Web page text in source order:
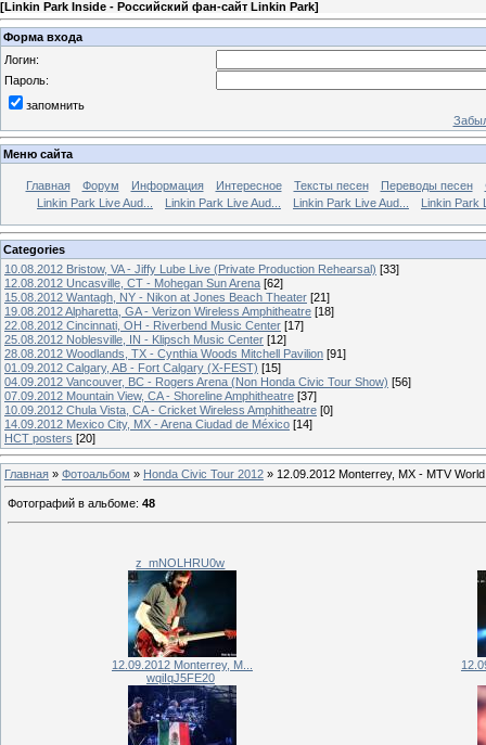
[Linkin Park Inside - Российский фан-сайт Linkin Park]
Форма входа
Логин:
Пароль:
запомнить
Меню сайта
Главная Форум Информация Интересное Тексты песен Переводы песен
Linkin Park Live Aud...
Linkin Park Live Aud... Linkin Park Live Aud... Linkin Park
Categories
10.08.2012 Bristow, VA - Jiffy Lube Live (Private Production Rehearsal) [33]
12.08.2012 Uncasville, CT - Mohegan Sun Arena [62]
15.08.2012 Wantagh, NY - Nikon at Jones Beach Theater [21]
19.08.2012 Alpharetta, GA - Verizon Wireless Amphitheatre [18]
22.08.2012 Cincinnati, OH - Riverbend Music Center [17]
25.08.2012 Noblesville, IN - Klipsch Music Center [12]
28.08.2012 Woodlands, TX - Cynthia Woods Mitchell Pavilion [91]
01.09.2012 Calgary, AB - Fort Calgary (X-FEST) [15]
04.09.2012 Vancouver, BC - Rogers Arena (Non Honda Civic Tour Show) [56]
07.09.2012 Mountain View, CA - Shoreline Amphitheatre [37]
10.09.2012 Chula Vista, CA - Cricket Wireless Amphitheatre [0]
14.09.2012 Mexico City, MX - Arena Ciudad de México [14]
HCT posters [20]
Главная » Фотоальбом » Honda Civic Tour 2012 » 12.09.2012 Monterrey, MX - MTV
Фотографий в альбоме: 48
z_mNOLHRU0w
12.09.2012 Monterrey, M...
wqiIqJ5FE20